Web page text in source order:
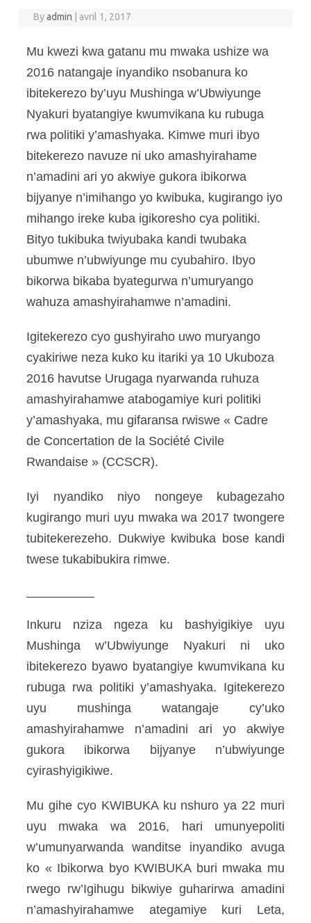
Byadmin avril 1, 2017
Mu kwezi kwa gatanu mu mwaka ushize wa
2016 natangaje inyandiko nsobanura ko
ibitekerezo by’uyu Mushinga w’Ubwiyunge
Nyakuri byatangiye kwumvikana ku rubuga
rwa politiki y’amashyaka. Kimwe muri ibyo
bitekerezo navuze ni uko amashyirahame
n’amadini ari yo akwiye gukora ibikorwa
bijyanye n’imihango yo kwibuka, kugirango iyo
mihango ireke kuba igikoresho cya politiki.
Bityo tukibuka twiyubaka kandi twubaka
ubumwe n’ubwiyunge mu cyubahiro. Ibyo
bikorwa bikaba byategurwa n’umuryango
wahuza amashyirahamwe n’amadini.
Igitekerezo cyo gushyiraho uwo muryango
cyakiriwe neza kuko ku itariki ya 10 Ukuboza
2016 havutse Urugaga nyarwanda ruhuza
amashyirahamwe atabogamiye kuri politiki
y’amashyaka, mu gifaransa rwiswe « Cadre
de Concertation de la Société Civile
Rwandaise » (CCSCR).
Iyi nyandiko niyo nongeye kubagezaho
kugirango muri uyu mwaka wa 2017 twongere
tubitekerezeho. Dukwiye kwibuka bose kandi
twese tukabibukira rimwe.
Inkuru nziza ngeza ku bashyigikiye uyu
Mushinga w’Ubwiyunge Nyakuri ni uko
ibitekerezo byawo byatangiye kwumvikana ku
rubuga rwa politiki y’amashyaka. Igitekerezo
uyu mushinga watangaje cy’uko
amashyirahamwe n’amadini ari yo akwiye
gukora ibikorwa bijyanye n’ubwiyunge
cyirashyigikiwe.
Mu gihe cyo KWIBUKA ku nshuro ya 22 muri
uyu mwaka wa 2016, hari umunyepoliti
w’umunyarwanda wanditse inyandiko avuga
ko « Ibikorwa byo KWIBUKA buri mwaka mu
rwego rw’Igihugu bikwiye guharirwa amadini
n’amashyirahamwe ategamiye kuri Leta,